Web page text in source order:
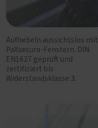
Aufhebeln aussichtslos mit
PaXsecura-Fenstern. DIN
EN1627 geprüft und
zertifiziert bis
Widerstandsklasse 3.